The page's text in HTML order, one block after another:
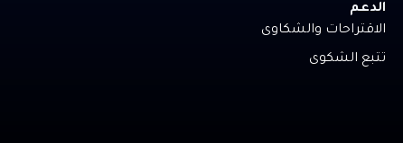
الدعم
الاقتراحات والشكاوى
تتبع الشكوى